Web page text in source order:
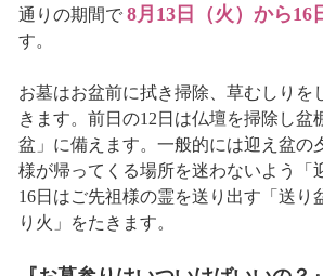
通りの期間で 8月13日（火）から16
す。
お墓はお盆前に拭き掃除、草むしりを
きます。前日の12日は仏壇を掃除し盆
盆」に備えます。一般的には迎え盆の
様が帰ってくる場所を迷わないよう「
16日はご先祖様の霊を送り出す「送り
り火」をたきます。